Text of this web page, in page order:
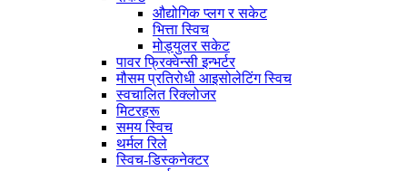
औद्योगिक प्लग र सकेट
भित्ता स्विच
मोड्युलर सकेट
पावर फ्रिक्वेन्सी इन्भर्टर
मौसम प्रतिरोधी आइसोलेटिंग स्विच
स्वचालित रिक्लोजर
मिटरहरू
समय स्विच
थर्मल रिले
स्विच-डिस्कनेक्टर